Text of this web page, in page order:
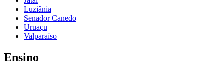
Luziânia
Senador Canedo
Uruaçu
Valparaíso
Ensino